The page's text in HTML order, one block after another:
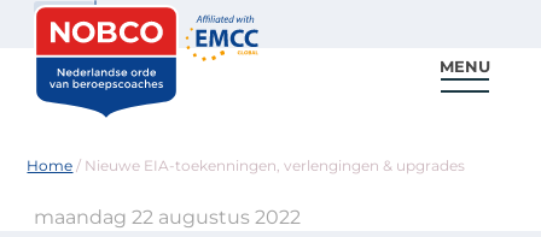
Zoeken
MENU
Home / Nieuwe EIA-toekenningen, verlengingen & upgrades
maandag 22 augustus 2022